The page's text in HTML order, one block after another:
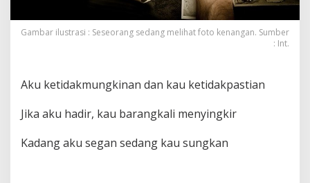
Gambar ilustrasi : Seseorang sedang melihat foto kenangan. Sumber
: Int.
Aku ketidakmungkinan dan kau ketidakpastian
Jika aku hadir, kau barangkali menyingkir
Kadang aku segan sedang kau sungkan